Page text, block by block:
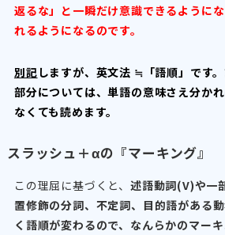
返るな」と一瞬だけ意識できるように
れるようになるのです。
別記 しますが、英文法 ≒「語順」です
部分については、単語の意味さえ分か
なくても読めます。
スラッシュ＋αの『マーキング』
この理屈に基づくと、 述語動詞(V)や一
置修飾の分詞、不定詞、目的語がある
く語順が変わるので、なんらかのマー